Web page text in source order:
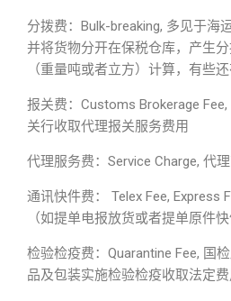
分拨费：Bulk-breaking, 多见于海
并将货物分开在保税仓库，产生
（重量吨或者立方）计算，有些
报关费：Customs Brokerage
关行收取代理报关服务费用
代理服务费：Service Charge, 代
通讯快件费： Telex Fee, Express
（如提单电报放货或者提单原件
检验检疫费：Quarantine Fee, 国
品及包装实施检验检疫收取法定费